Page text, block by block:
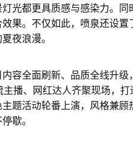
光都更具质感与感染力。
果。不仅如此，喷泉还设
夜浪漫。
全面刷新、品质全线升级
播、网红达人齐聚现场，
题活动轮番上演，风格兼
歇。